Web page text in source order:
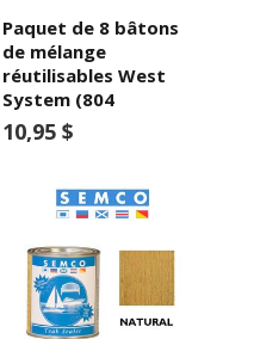
Paquet de 8 bâtons
de mélange
réutilisables West
System (804
10,95 $